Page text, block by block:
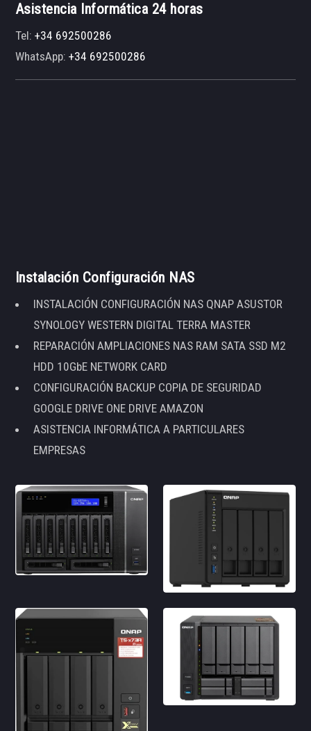
Asistencia Informática 24 horas
Tel:+34 692500286
WhatsApp:+34 692500286
Instalación Configuración NAS
INSTALACIÓN CONFIGURACIÓN NAS QNAP ASUSTOR
SYNOLOGY WESTERN DIGITAL TERRA MASTER
REPARACIÓN AMPLIACIONES NAS RAM SATA SSD M2
HDD 10GbE NETWORK CARD
CONFIGURACIÓN BACKUP COPIA DE SEGURIDAD
GOOGLE DRIVE ONE DRIVE AMAZON
ASISTENCIA INFORMÁTICA A PARTICULARES
EMPRESAS